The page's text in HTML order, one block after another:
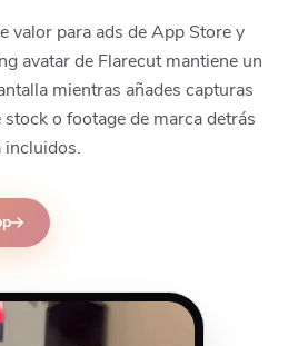
valor para ads de App Store y
avatar de Flarecut mantiene un
mientras añades capturas
o footage de marca detrás